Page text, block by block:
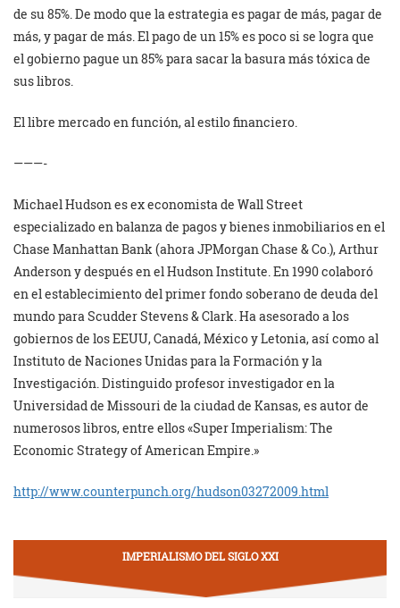
de su 85%. De modo que la estrategia es pagar de más, pagar de
más, y pagar de más. El pago de un 15% es poco si se logra que
el gobierno pague un 85% para sacar la basura más tóxica de
sus libros.
El libre mercado en función, al estilo financiero.
———-
Michael Hudson es ex economista de Wall Street
especializado en balanza de pagos y bienes inmobiliarios en el
Chase Manhattan Bank (ahora JPMorgan Chase & Co.), Arthur
Anderson y después en el Hudson Institute. En 1990 colaboró
en el establecimiento del primer fondo soberano de deuda del
mundo para Scudder Stevens & Clark. Ha asesorado a los
gobiernos de los EEUU, Canadá, México y Letonia, así como al
Instituto de Naciones Unidas para la Formación y la
Investigación. Distinguido profesor investigador en la
Universidad de Missouri de la ciudad de Kansas, es autor de
numerosos libros, entre ellos «Super Imperialism: The
Economic Strategy of American Empire.»
http://www.counterpunch.org/hudson03272009.html
IMPERIALISMO DEL SIGLO XXI